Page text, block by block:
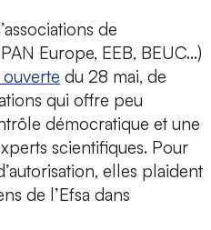
de
Europe, EEB, BEUC…)
du 28 mai, de
qui offre peu
démocratique et une
scientifiques. Pour
elles plaident
de l’Efsa dans